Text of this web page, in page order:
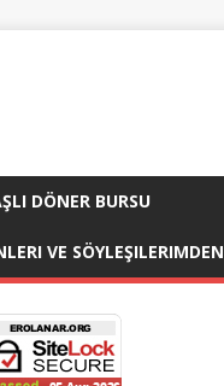
DÖNER BURSU
VE SÖYLEŞILERIMDEN